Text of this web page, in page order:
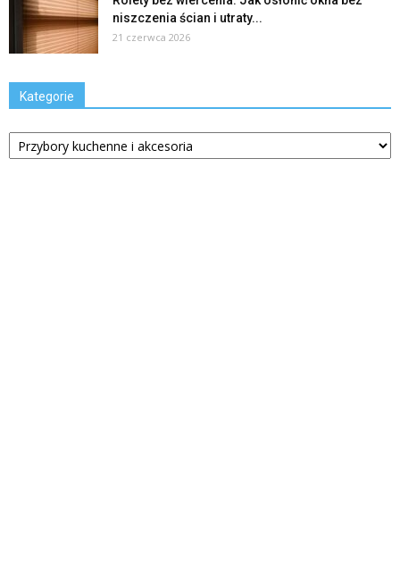
niszczenia ścian i utraty...
21 czerwca 2026
Kategorie
Kategorie